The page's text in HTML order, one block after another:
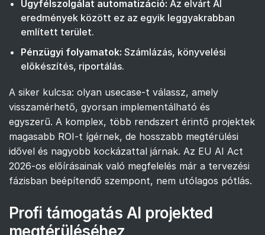
Ügyfélszolgálat automatizáció: Az elvárt AI
eredmények között ez az egyik leggyakrabban
említett terület.
Pénzügyi folyamatok: Számlázás, könyvelési
előkészítés, riportálás.
A siker kulcsa: olyan usecase-t válassz, amely
visszamérhető, gyorsan implementálható és
egyszerű. A komplex, több rendszert érintő projektek
magasabb ROI-t ígérnek, de hosszabb megtérülési
idővel és nagyobb kockázattal járnak. Az EU AI Act
2026-os előírásainak való megfelelés már a tervezési
fázisban beépítendő szempont, nem utólagos pótlás.
Profi támogatás AI projekted
megtérüléséhez